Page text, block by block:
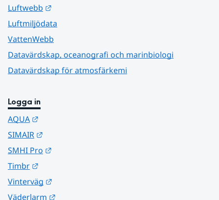
Luftwebb
Luftmiljödata
VattenWebb
Datavärdskap, oceanografi och marinbiologi
Datavärdskap för atmosfärkemi
Logga in
AQUA
SIMAIR
SMHI Pro
Timbr
Vinterväg
Väderlarm